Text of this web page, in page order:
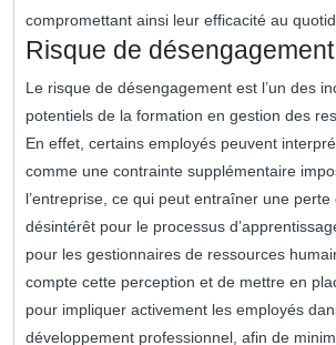
compromettant ainsi leur efficacité au
Risque de désengagement
Le risque de désengagement est l’un des
potentiels de la formation en gestion des
En effet, certains employés peuvent
comme une contrainte supplémentaire
l’entreprise, ce qui peut entraîner une
désintérêt pour le processus
pour les gestionnaires de ressources
compte cette perception et de mettre en
pour impliquer activement les employés
développement professionnel, afin de